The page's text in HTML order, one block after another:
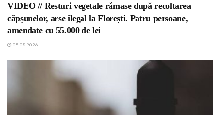
VIDEO // Resturi vegetale rămase după recoltarea
căpșunelor, arse ilegal la Florești. Patru persoane,
amendate cu 55.000 de lei
05.08.2026